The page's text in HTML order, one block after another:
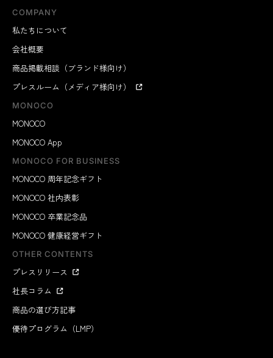
COMPANY
私たちについて
会社概要
商品掲載相談（ブランド様向け）
プレスルーム（メディア様向け）
MONOCO
MONOCO
MONOCO App
MONOCO FOR BUSINESS
MONOCO 周年記念ギフト
MONOCO 社内表彰
MONOCO 卒業記念品
MONOCO 健康経営ギフト
OTHER CONTENTS
プレスリリース
社長コラム
商品の選び方記事
優待プログラム（LMP）